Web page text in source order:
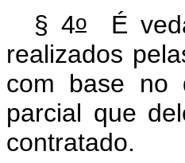
§ 4oÉ
realizados
com base no
parcial que